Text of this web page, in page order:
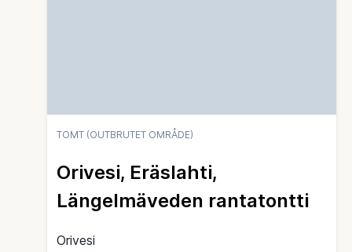
TOMT (OUTBRUTET OMRÅDE)
Orivesi, Eräslahti,
Längelmäveden rantatontti
Orivesi